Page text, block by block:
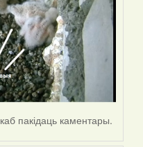
каб пакідаць каментары.